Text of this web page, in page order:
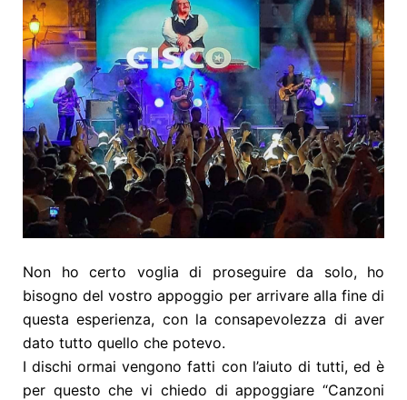
Non ho certo voglia di proseguire da solo, ho
bisogno del vostro appoggio per arrivare alla fine di
questa esperienza, con la consapevolezza di aver
dato tutto quello che potevo.
I dischi ormai vengono fatti con l’aiuto di tutti, ed è
per questo che vi chiedo di appoggiare “Canzoni